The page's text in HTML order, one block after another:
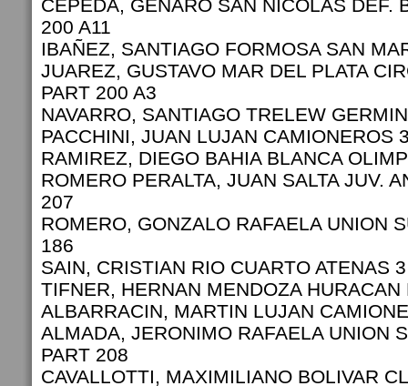
CEPEDA, GENARO SAN NICOLAS DEF.
200 A11
IBAÑEZ, SANTIAGO FORMOSA SAN
JUAREZ, GUSTAVO MAR DEL PLATA
PART 200 A3
NAVARRO, SANTIAGO TRELEW
PACCHINI, JUAN LUJAN CAMIONEROS
RAMIREZ, DIEGO BAHIA BLANCA
ROMERO PERALTA, JUAN SALTA JUV.
207
ROMERO, GONZALO RAFAELA UNION
186
SAIN, CRISTIAN RIO CUARTO ATENAS
TIFNER, HERNAN MENDOZA HURACAN
ALBARRACIN, MARTIN LUJAN
ALMADA, JERONIMO RAFAELA UNION
PART 208
CAVALLOTTI, MAXIMILIANO BOLIVAR